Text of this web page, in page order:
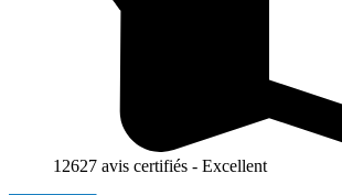
12627 avis certifiés - Excellent